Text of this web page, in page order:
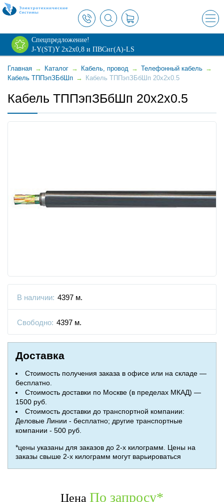
×
Спецпредложение!
J-Y(ST)Y 2х2х0,8 и ПВСнг(А)-LS
Главная → Каталог → Кабель, провод → Телефонный кабель →
Кабель ТППэпЗБбШп → Кабель ТППэпЗБбШп 20x2x0.5
Кабель ТППэпЗБбШп 20x2x0.5
В наличии: 4397 м.
Свободно: 4397 м.
Доставка
Стоимость получения заказа в офисе или на складе —
бесплатно.
Стоимость доставки по Москве (в пределах МКАД) —
1500 руб.
Стоимость доставки до транспортной компании:
Деловые Линии - бесплатно; другие транспортные
компании - 500 руб.
*цены указаны для заказов до 2-х килограмм. Цены на
заказы свыше 2-х килограмм могут варьироваться
Цена По запросу*